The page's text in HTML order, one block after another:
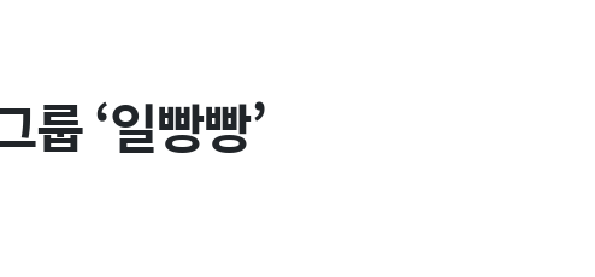
‘일빵빵’